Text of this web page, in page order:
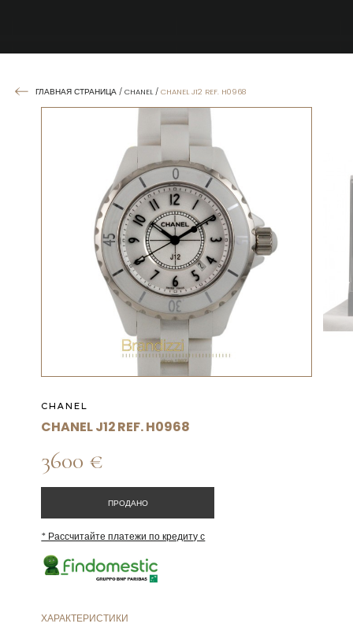
ГЛАВНАЯ СТРАНИЦА / CHANEL / CHANEL J12 REF. H0968
CHANEL
CHANEL J12 REF. H0968
3600 €
ПРОДАНО
* Рассчитайте платежи по кредиту с
ХАРАКТЕРИСТИКИ